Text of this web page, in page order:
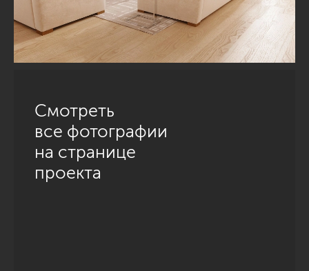
Смотреть
все фотографии
на странице
проекта